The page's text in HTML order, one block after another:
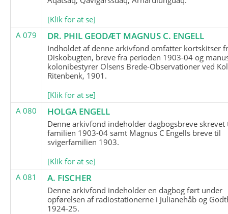
[Klik for at se]
A 079
DR. PHIL GEODÆT MAGNUS C. ENGELL
Indholdet af denne arkivfond omfatter kortskitser
Diskobugten, breve fra perioden 1903-04 og
kolonibestyrer Olsens Brede-Observationer ved
Ritenbenk, 1901.
[Klik for at se]
A 080
HOLGA ENGELL
Denne arkivfond indeholder dagbogsbreve skrevet
familien 1903-04 samt Magnus C Engells breve til
svigerfamilien 1903.
[Klik for at se]
A 081
A. FISCHER
Denne arkivfond indeholder en dagbog ført under
opførelsen af radiostationerne i Julianehåb og
1924-25.